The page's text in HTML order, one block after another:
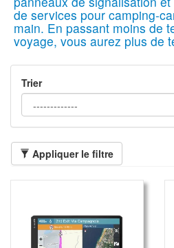
de services pour camping-
main. En passant moins de
voyage, vous aurez plus de
Trier
Appliquer le filtre